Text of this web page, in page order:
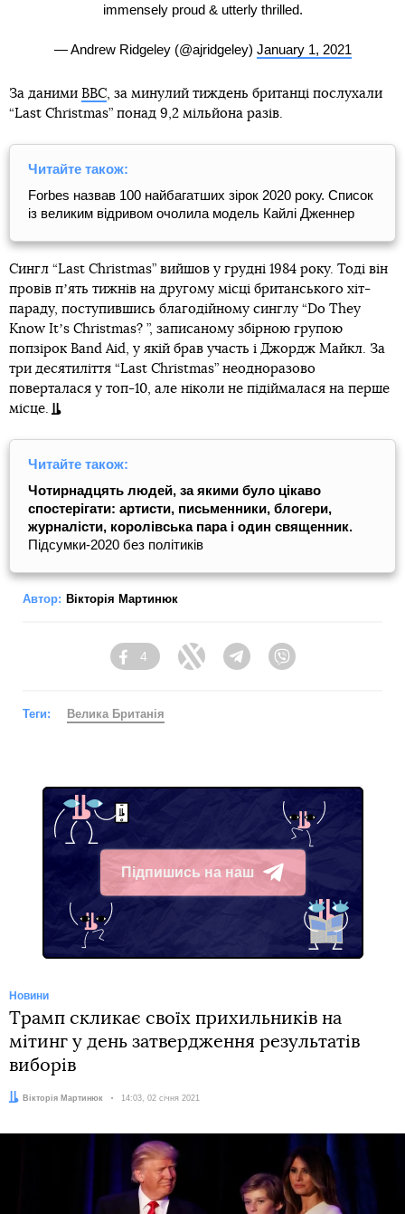
immensely proud & utterly thrilled.
— Andrew Ridgeley (@ajridgeley) January 1, 2021
За даними BBC, за минулий тиждень британці послухали
“Last Christmas” понад 9,2 мільйона разів.
Читайте також:
Forbes назвав 100 найбагатших зірок 2020 року. Список
із великим відривом очолила модель Кайлі Дженнер
Сингл “Last Christmas” вийшов у грудні 1984 року. Тоді він
провів пʼять тижнів на другому місці британського хіт-
параду, поступившись благодійному синглу “Do They
Know Itʼs Christmas? ”, записаному збірною групою
попзірок Band Aid, у якій брав участь і Джордж Майкл. За
три десятиліття “Last Christmas” неодноразово
поверталася у топ-10, але ніколи не підіймалася на перше
місце.
Читайте також:
Чотирнадцять людей, за якими було цікаво
спостерігати: артисти, письменники, блогери,
журналісти, королівська пара і один священник.
Підсумки-2020 без політиків
Автор: Вікторія Мартинюк
Facebook
4
Twitter Telegram
Теги: Велика Британія
Підпишись на наш
Telegram
Новини
Трамп скликає своїх прихильників на
мітинг у день затвердження результатів
виборів
Автор:Вікторія Мартинюк Дата:
14:03, 02 січня 2021